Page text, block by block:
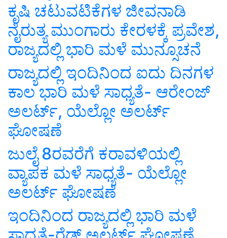
ಕೃಷಿ ಚಟುವಟಿಕೆಗಳ ಜೀವನಾಡಿ
ನೈರುತ್ಯ ಮುಂಗಾರು ಕೇರಳಕ್ಕೆ ಪ್ರವೇಶ,
ರಾಜ್ಯದಲ್ಲಿ ಭಾರಿ ಮಳೆ ಮುನ್ಸೂಚನೆ
ರಾಜ್ಯದಲ್ಲಿ ಇಂದಿನಿಂದ ಐದು ದಿನಗಳ
ಕಾಲ ಭಾರಿ ಮಳೆ ಸಾಧ್ಯತೆ- ಆರೇಂಜ್
ಅಲರ್ಟ್, ಯೆಲ್ಲೋ ಅಲರ್ಟ್
ಘೋಷಣೆ
ಜುಲೈ 8ರವರೆಗೆ ಕರಾವಳಿಯಲ್ಲಿ
ವ್ಯಾಪಕ ಮಳೆ ಸಾಧ್ಯತೆ- ಯೆಲ್ಲೋ
ಅಲರ್ಟ್ ಘೋಷಣೆ
ಇಂದಿನಿಂದ ರಾಜ್ಯದಲ್ಲಿ ಭಾರಿ ಮಳೆ